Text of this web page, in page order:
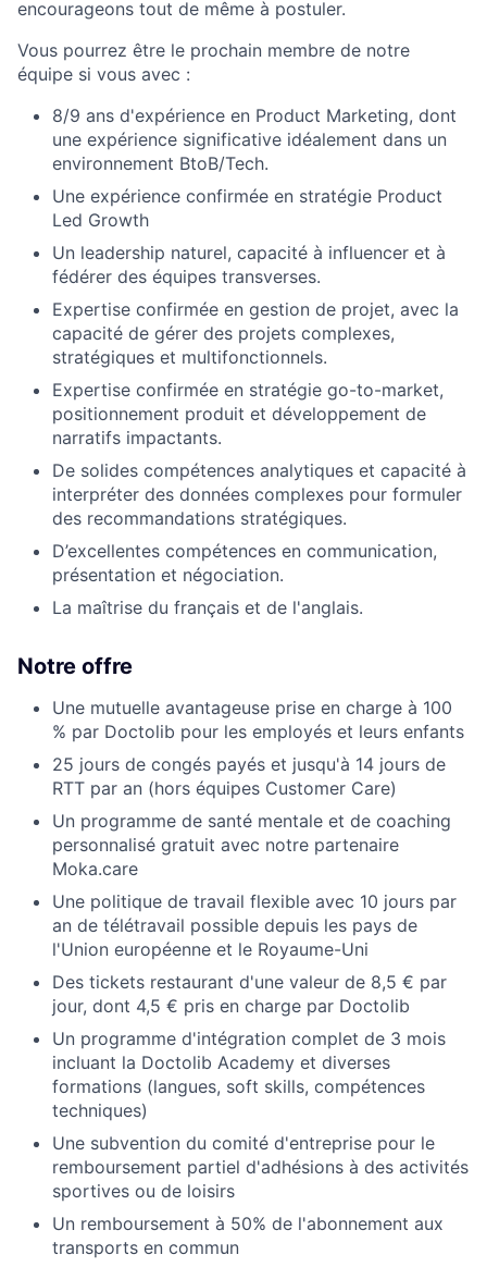
encourageons tout de même à postuler.
Vous pourrez être le prochain membre de notre
équipe si vous avec :
8/9 ans d'expérience en Product Marketing, dont
une expérience significative idéalement dans un
environnement BtoB/Tech.
Une expérience confirmée en stratégie Product
Led Growth
Un leadership naturel, capacité à influencer et à
fédérer des équipes transverses.
Expertise confirmée en gestion de projet, avec la
capacité de gérer des projets complexes,
stratégiques et multifonctionnels.
Expertise confirmée en stratégie go-to-market,
positionnement produit et développement de
narratifs impactants.
De solides compétences analytiques et capacité à
interpréter des données complexes pour formuler
des recommandations stratégiques.
D’excellentes compétences en communication,
présentation et négociation.
La maîtrise du français et de l'anglais.
Notre offre
Une mutuelle avantageuse prise en charge à 100
% par Doctolib pour les employés et leurs enfants
25 jours de congés payés et jusqu'à 14 jours de
RTT par an (hors équipes Customer Care)
Un programme de santé mentale et de coaching
personnalisé gratuit avec notre partenaire
Moka.care
Une politique de travail flexible avec 10 jours par
an de télétravail possible depuis les pays de
l'Union européenne et le Royaume-Uni
Des tickets restaurant d'une valeur de 8,5 € par
jour, dont 4,5 € pris en charge par Doctolib
Un programme d'intégration complet de 3 mois
incluant la Doctolib Academy et diverses
formations (langues, soft skills, compétences
techniques)
Une subvention du comité d'entreprise pour le
remboursement partiel d'adhésions à des activités
sportives ou de loisirs
Un remboursement à 50% de l'abonnement aux
transports en commun